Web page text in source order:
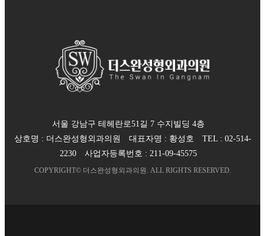
서울 강남구 테헤란로51길 7 수지빌딩 4층
상호명 : 더스완성형외과의원 대표자명 : 황성호 TEL : 02-514-
2230
사업자등록번호 : 211-09-45575
COPYRIGHT© 더스완성형외과의원 . ALL RIGHTS RESERVED.